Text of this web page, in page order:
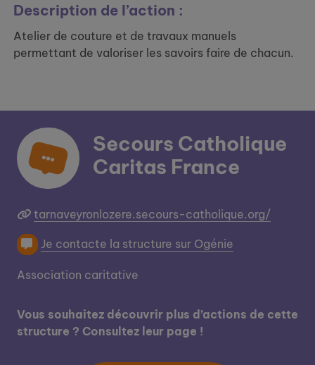
Description de l’action :
Atelier de couture et de travaux manuels
permettant de valoriser les savoirs faire de chacun.
Secours Catholique
Caritas France
tarnaveyronlozere.secours-catholique.org/
Je contacte la structure sur Ogénie
Association caritative
Vous souhaitez découvrir plus d’actions de cette
structure ? Consultez leur page !